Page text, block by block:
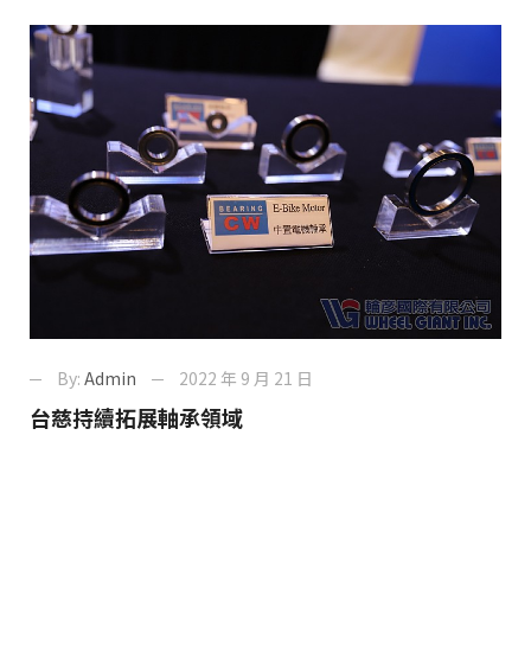
By: Admin 2022 年 9 月 21 日
台慈持續拓展軸承領域